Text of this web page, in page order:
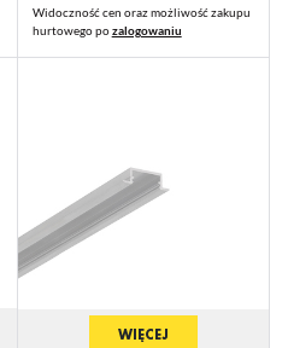
Widoczność cen oraz możliwość zakupu
hurtowego pozalogowaniu
WIĘCEJ